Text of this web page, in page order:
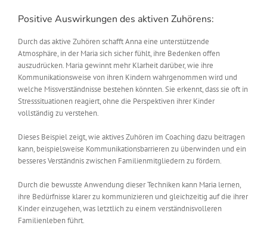
Positive Auswirkungen des aktiven Zuhörens:
Durch das aktive Zuhören schafft Anna eine unterstützende
Atmosphäre, in der Maria sich sicher fühlt, ihre Bedenken offen
auszudrücken. Maria gewinnt mehr Klarheit darüber, wie ihre
Kommunikationsweise von ihren Kindern wahrgenommen wird und
welche Missverständnisse bestehen könnten. Sie erkennt, dass sie oft in
Stresssituationen reagiert, ohne die Perspektiven ihrer Kinder
vollständig zu verstehen.
Dieses Beispiel zeigt, wie aktives Zuhören im Coaching dazu beitragen
kann, beispielsweise Kommunikationsbarrieren zu überwinden und ein
besseres Verständnis zwischen Familienmitgliedern zu fördern.
Durch die bewusste Anwendung dieser Techniken kann Maria lernen,
ihre Bedürfnisse klarer zu kommunizieren und gleichzeitig auf die ihrer
Kinder einzugehen, was letztlich zu einem verständnisvolleren
Familienleben führt.